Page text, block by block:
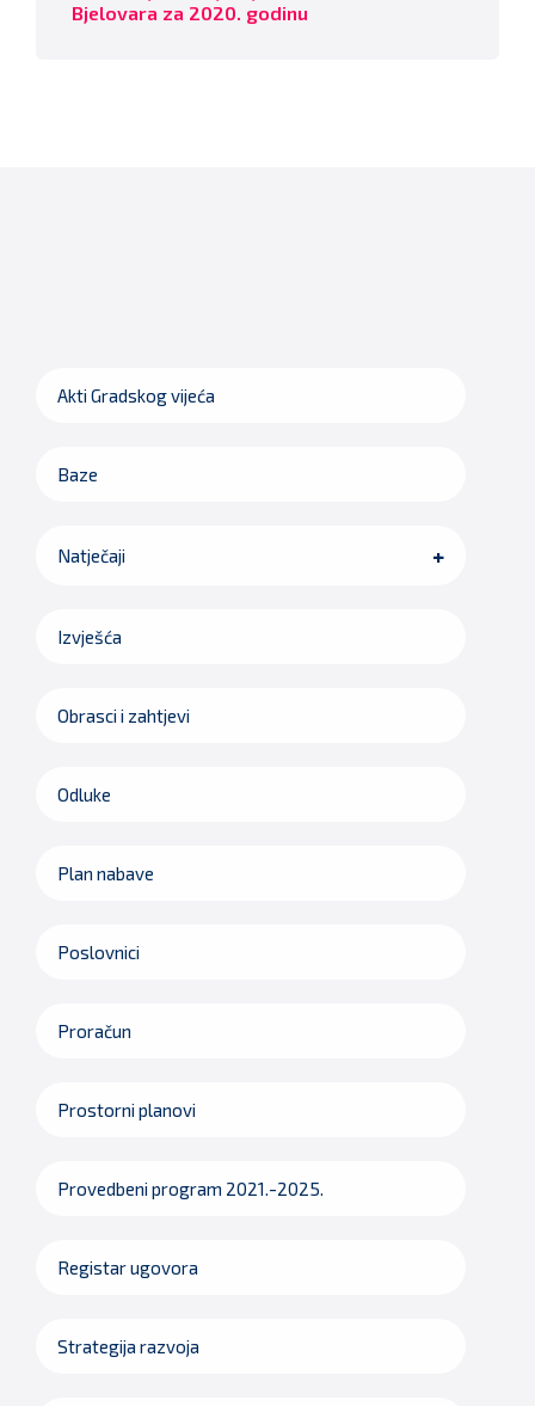
Bjelovara za 2020. godinu
Akti Gradskog vijeća
Baze
Natječaji
Izvješća
Obrasci i zahtjevi
Odluke
Plan nabave
Poslovnici
Proračun
Prostorni planovi
Provedbeni program 2021.-2025.
Registar ugovora
Strategija razvoja